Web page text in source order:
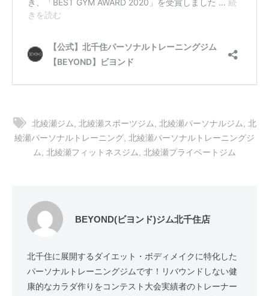
北綾瀬ジム 北綾瀬スポーツジム 北綾瀬パーソナルジム
北
綾瀬パーソナルトレーニング 北綾瀬パーソナルトレーニングジ
ム
北綾瀬フィットネスジム 北綾瀬プライベートジム
BEYOND(ビヨンド)ジム北千住店
北千住に展開するダイエット・ボディメイクに特化した
パーソナルトレーニングジムです！リバウンドしない健
康的なカラダ作りをコンテスト大会実績者のトレーナー